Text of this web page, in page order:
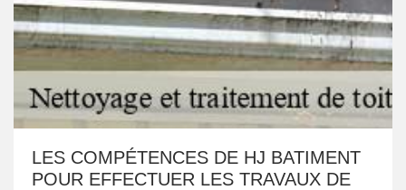
LES COMPÉTENCES DE HJ BATIMENT
POUR EFFECTUER LES TRAVAUX DE